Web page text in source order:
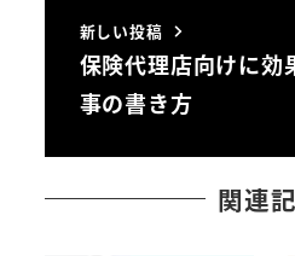
新しい投稿
保険代理店向けに効
事の書き方
関連